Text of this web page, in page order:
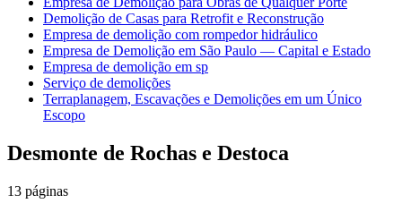
Demolição de Casas para Retrofit e Reconstrução
Empresa de demolição com rompedor hidráulico
Empresa de Demolição em São Paulo — Capital e Estado
Empresa de demolição em sp
Serviço de demolições
Terraplanagem, Escavações e Demolições em um Único
Escopo
Desmonte de Rochas e Destoca
13 páginas